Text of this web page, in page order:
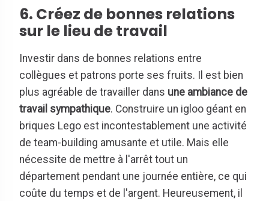
6. Créez de bonnes relations
sur le lieu de travail
Investir dans de bonnes relations entre
collègues et patrons porte ses fruits. Il est bien
plus agréable de travailler dans une ambiance de
travail sympathique. Construire un igloo géant en
briques Lego est incontestablement une activité
de team-building amusante et utile. Mais elle
nécessite de mettre à l'arrêt tout un
département pendant une journée entière, ce qui
coûte du temps et de l'argent. Heureusement, il